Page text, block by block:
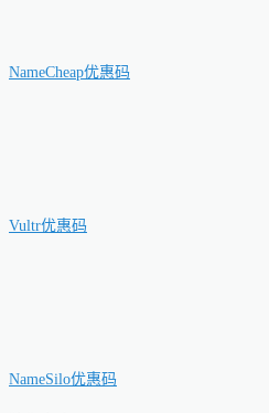
NameCheap优惠码
Vultr优惠码
NameSilo优惠码